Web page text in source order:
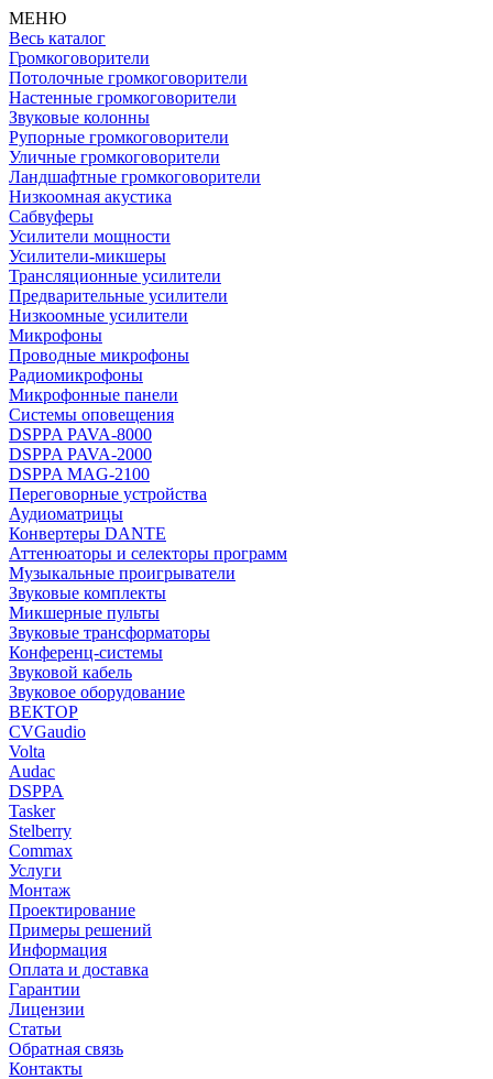
МЕНЮ
Весь каталог
Громкоговорители
Потолочные громкоговорители
Настенные громкоговорители
Звуковые колонны
Рупорные громкоговорители
Уличные громкоговорители
Ландшафтные громкоговорители
Низкоомная акустика
Сабвуферы
Усилители мощности
Усилители-микшеры
Трансляционные усилители
Предварительные усилители
Низкоомные усилители
Микрофоны
Проводные микрофоны
Радиомикрофоны
Микрофонные панели
Системы оповещения
DSPPA PAVA-8000
DSPPA PAVA-2000
DSPPA MAG-2100
Переговорные устройства
Аудиоматрицы
Конвертеры DANTE
Аттенюаторы и селекторы программ
Музыкальные проигрыватели
Звуковые комплекты
Микшерные пульты
Звуковые трансформаторы
Конференц-системы
Звуковой кабель
Звуковое оборудование
ВЕКТОР
CVGaudio
Volta
Audac
DSPPA
Tasker
Stelberry
Commax
Услуги
Монтаж
Проектирование
Примеры решений
Информация
Оплата и доставка
Гарантии
Лицензии
Статьи
Обратная связь
Контакты